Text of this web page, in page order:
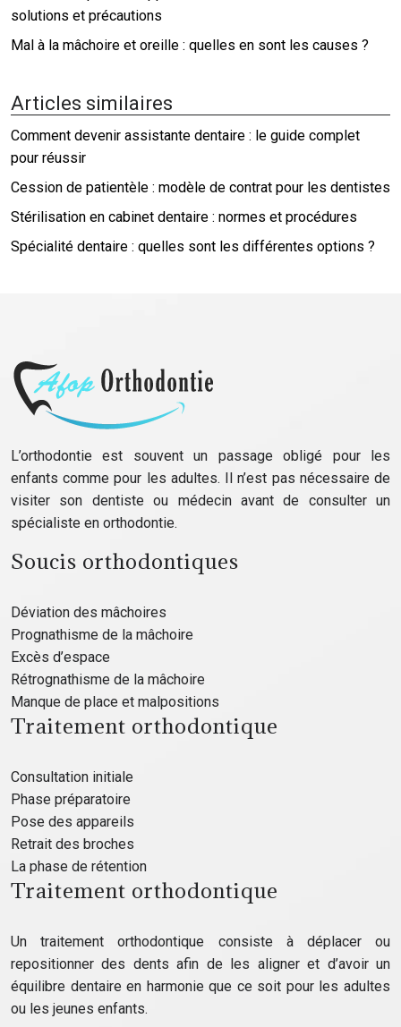
solutions et précautions
Mal à la mâchoire et oreille : quelles en sont les causes ?
Articles similaires
Comment devenir assistante dentaire : le guide complet
pour réussir
Cession de patientèle : modèle de contrat pour les dentistes
Stérilisation en cabinet dentaire : normes et procédures
Spécialité dentaire : quelles sont les différentes options ?
L’orthodontie est souvent un passage obligé pour les
enfants comme pour les adultes. Il n’est pas nécessaire de
visiter son dentiste ou médecin avant de consulter un
spécialiste en orthodontie.
Soucis orthodontiques
Déviation des mâchoires
Prognathisme de la mâchoire
Excès d’espace
Rétrognathisme de la mâchoire
Manque de place et malpositions
Traitement orthodontique
Consultation initiale
Phase préparatoire
Pose des appareils
Retrait des broches
La phase de rétention
Traitement orthodontique
Un traitement orthodontique consiste à déplacer ou
repositionner des dents afin de les aligner et d’avoir un
équilibre dentaire en harmonie que ce soit pour les adultes
ou les jeunes enfants.